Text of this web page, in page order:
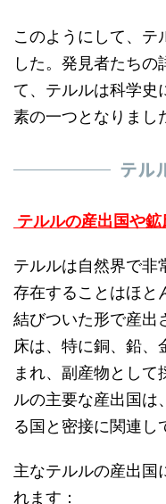
このようにして、テ
した。発見者たちの
て、テルルは科学史
素の一つとなりまし
テル
テルルの産出国や鉱
テルルは自然界で非
存在することはほと
結びついた形で産出
床は、特に銅、鉛、
まれ、副産物とし
ルの主要な産出国は
る国と密接に関連し
主なテルルの産出国
れます：